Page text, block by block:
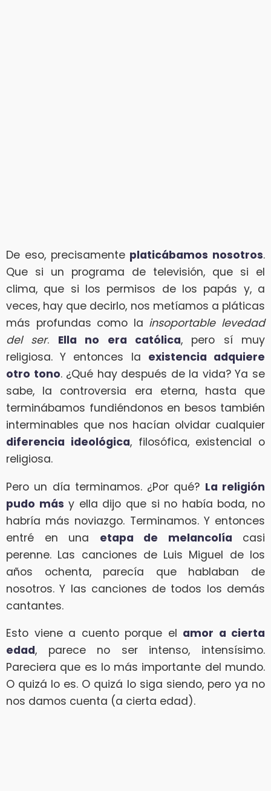
De eso, precisamente platicábamos nosotros.
Que si un programa de televisión, que si el
clima, que si los permisos de los papás y, a
veces, hay que decirlo, nos metíamos a pláticas
más profundas como la insoportable levedad
del ser. Ella no era católica, pero sí muy
religiosa. Y entonces la existencia adquiere
otro tono. ¿Qué hay después de la vida? Ya se
sabe, la controversia era eterna, hasta que
terminábamos fundiéndonos en besos también
interminables que nos hacían olvidar cualquier
diferencia ideológica, filosófica, existencial o
religiosa.
Pero un día terminamos. ¿Por qué? La religión
pudo más y ella dijo que si no había boda, no
habría más noviazgo. Terminamos. Y entonces
entré en una etapa de melancolía casi
perenne. Las canciones de Luis Miguel de los
años ochenta, parecía que hablaban de
nosotros. Y las canciones de todos los demás
cantantes.
Esto viene a cuento porque el amor a cierta
edad, parece no ser intenso, intensísimo.
Pareciera que es lo más importante del mundo.
O quizá lo es. O quizá lo siga siendo, pero ya no
nos damos cuenta (a cierta edad).